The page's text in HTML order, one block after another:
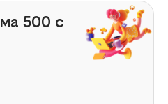
500 с